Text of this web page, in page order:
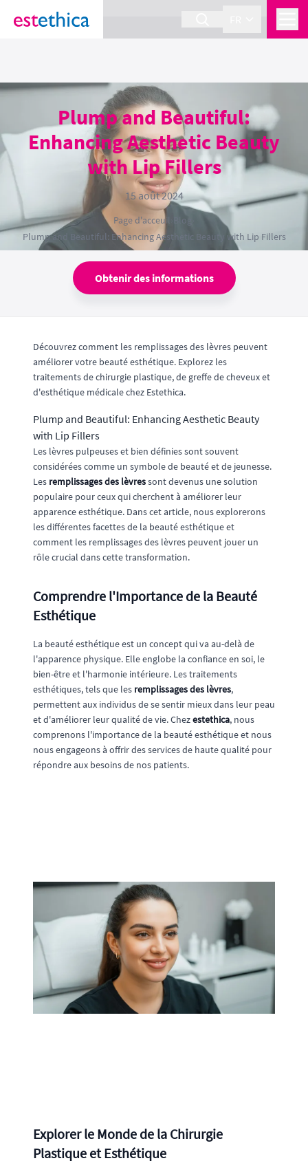
section Service {
Plump and Beautiful:
Enhancing Aesthetic Beauty
with Lip Fillers
15 août 2024
Page d'acceuil Blog
Plump and Beautiful: Enhancing Aesthetic Beauty with Lip Fillers
Obtenir des informations
Découvrez comment les remplissages des lèvres peuvent
améliorer votre beauté esthétique. Explorez les
traitements de chirurgie plastique, de greffe de cheveux et
d'esthétique médicale chez Estethica.
Plump and Beautiful: Enhancing Aesthetic Beauty
with Lip Fillers
Les lèvres pulpeuses et bien définies sont souvent
considérées comme un symbole de beauté et de jeunesse.
Les remplissages des lèvressont devenus une solution
populaire pour ceux qui cherchent à améliorer leur
apparence esthétique. Dans cet article, nous explorerons
les différentes facettes de la beauté esthétique et
comment les remplissages des lèvres peuvent jouer un
rôle crucial dans cette transformation.
Comprendre l'Importance de la Beauté
Esthétique
La beauté esthétique est un concept qui va au-delà de
l'apparence physique. Elle englobe la confiance en soi, le
bien-être et l'harmonie intérieure. Les traitements
esthétiques, tels que les remplissages des lèvres,
permettent aux individus de se sentir mieux dans leur peau
et d'améliorer leur qualité de vie. Chezestethica, nous
comprenons l'importance de la beauté esthétique et nous
nous engageons à offrir des services de haute qualité pour
répondre aux besoins de nos patients.
Explorer le Monde de la Chirurgie
Plastique et Esthétique